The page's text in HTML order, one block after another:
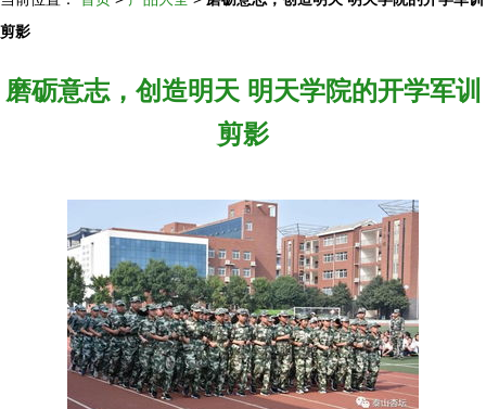
剪影
磨砺意志，创造明天 明天学院的开学军训
剪影